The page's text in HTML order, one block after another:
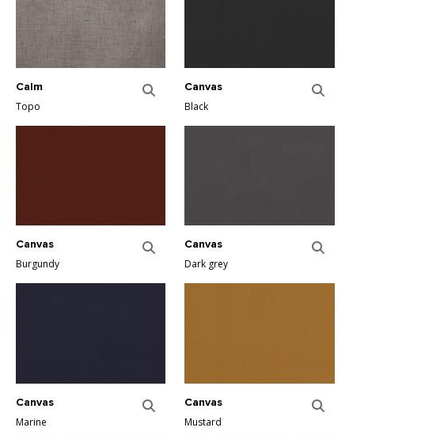
Calm
Topo
Canvas
Black
Canvas
Burgundy
Canvas
Dark grey
Canvas
Marine
Canvas
Mustard